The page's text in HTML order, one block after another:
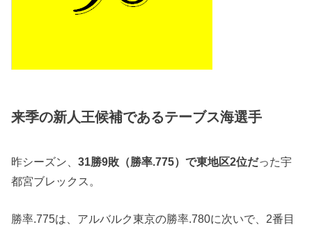
来季の新人王候補であるテーブス海選手
昨シーズン、31勝9敗（勝率.775）で東地区2位だった宇
都宮ブレックス。
勝率.775は、アルバルク東京の勝率.780に次いで、2番目